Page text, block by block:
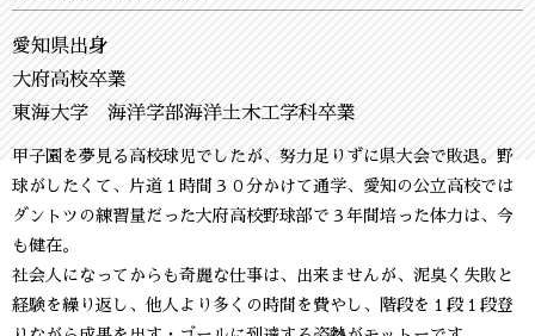
愛知県出身
大府高校卒業
東海大学 海洋学部海洋土木工学科卒業
甲子園を夢見る高校球児でしたが、努力足りずに県大会で敗退。野
球がしたくて、片道１時間３０分かけて通学、愛知の公立高校では
ダントツの練習量だった大府高校野球部で３年間培った体力は、今
も健在。
社会人になってからも奇麗な仕事は、出来ませんが、泥臭く失敗と
経験を繰り返し、他人より多くの時間を費やし、階段を１段１段登